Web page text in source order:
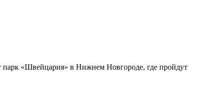
парк «Швейцария» в Нижнем Новгороде, где пройдут